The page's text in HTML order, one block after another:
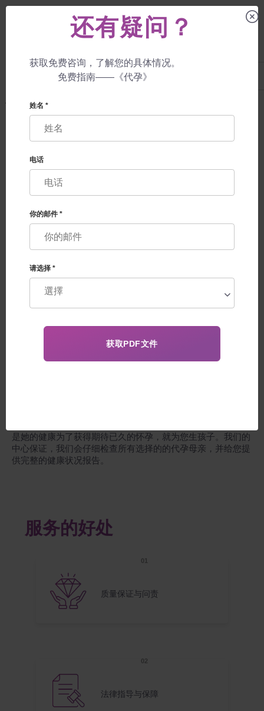
+38 057 760 48 29
代孕母亲 服务
代孕服务
在美国、欧盟、加拿大分娩
Feskov教授的代孕中心为您提供从最初咨询到孩子出生的套
殖医学领域的专业人才团队，代孕与捐赠中心，专于国际法一
门的高高级律师，富有同情心、反应灵敏、纪律严明的协调
是她的健康为了获得期待已久的怀孕，就为您生孩子。我们的
中心保证，我们会仔细检查所有选择的的代孕母亲，并给您提
供完整的健康状况报告。
服务的好处
质量保证与问责
法律指导与保障
还有疑问？
获取免费咨询，了解您的具体情况。
免费指南——《代孕》
姓名 *
电话
你的邮件 *
请选择 *